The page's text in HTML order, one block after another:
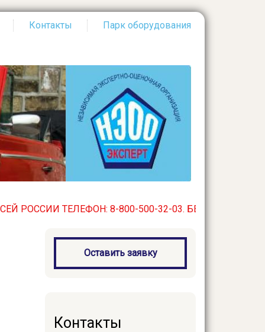
Контакты Парк оборудования
ТЕЛЕФОН: 8-800-500-32-03. БЕСПЛАТНЫЙ ПО ВСЕЙ
Оставить заявку
Контакты